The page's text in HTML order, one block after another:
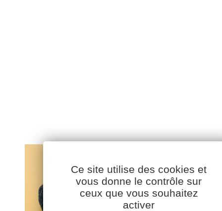
Ce site utilise des cookies et
vous donne le contrôle sur
ceux que vous souhaitez
activer